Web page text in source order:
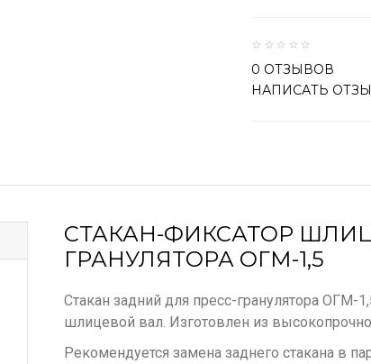
0 ОТЗЫВОВ
НАПИСАТЬ
СТАКАН-ФИКСАТОР
ГРАНУЛЯТОРА ОГМ-1,5
Стакан задний для пресс-гранулятора ОГМ-
шлицевой вал. Изготовлен из
Рекомендуется замена заднего стакана в